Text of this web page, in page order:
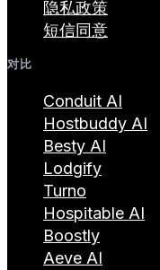
隐私政策
短信同意
对比
Conduit AI
Hostbuddy AI
Besty AI
Lodgify
Turno
Hospitable AI
Boostly
Aeve AI